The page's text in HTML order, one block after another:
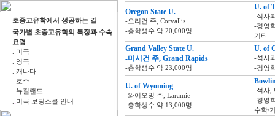
초중고유학에서 성공하는 길
국가별 초중고유학의 특징과 수속
요령
. 미국
. 영국
. 캐나다
. 호주
. 뉴질랜드
.미국 보딩스쿨 안내
Oregon State U.
-오리건 주, Corvallis
-총학생수 약 20,000명
U. of
-석사
-경영
기타
Grand Valley State U.
-미시건 주, Grand Rapids
-총학생수 약 23,000명
U. of
-석사
-경영
U. of Wyoming
-와이오밍 주, Laramie
-총학생수 약 13,000명
-석사,
-경영
수학/